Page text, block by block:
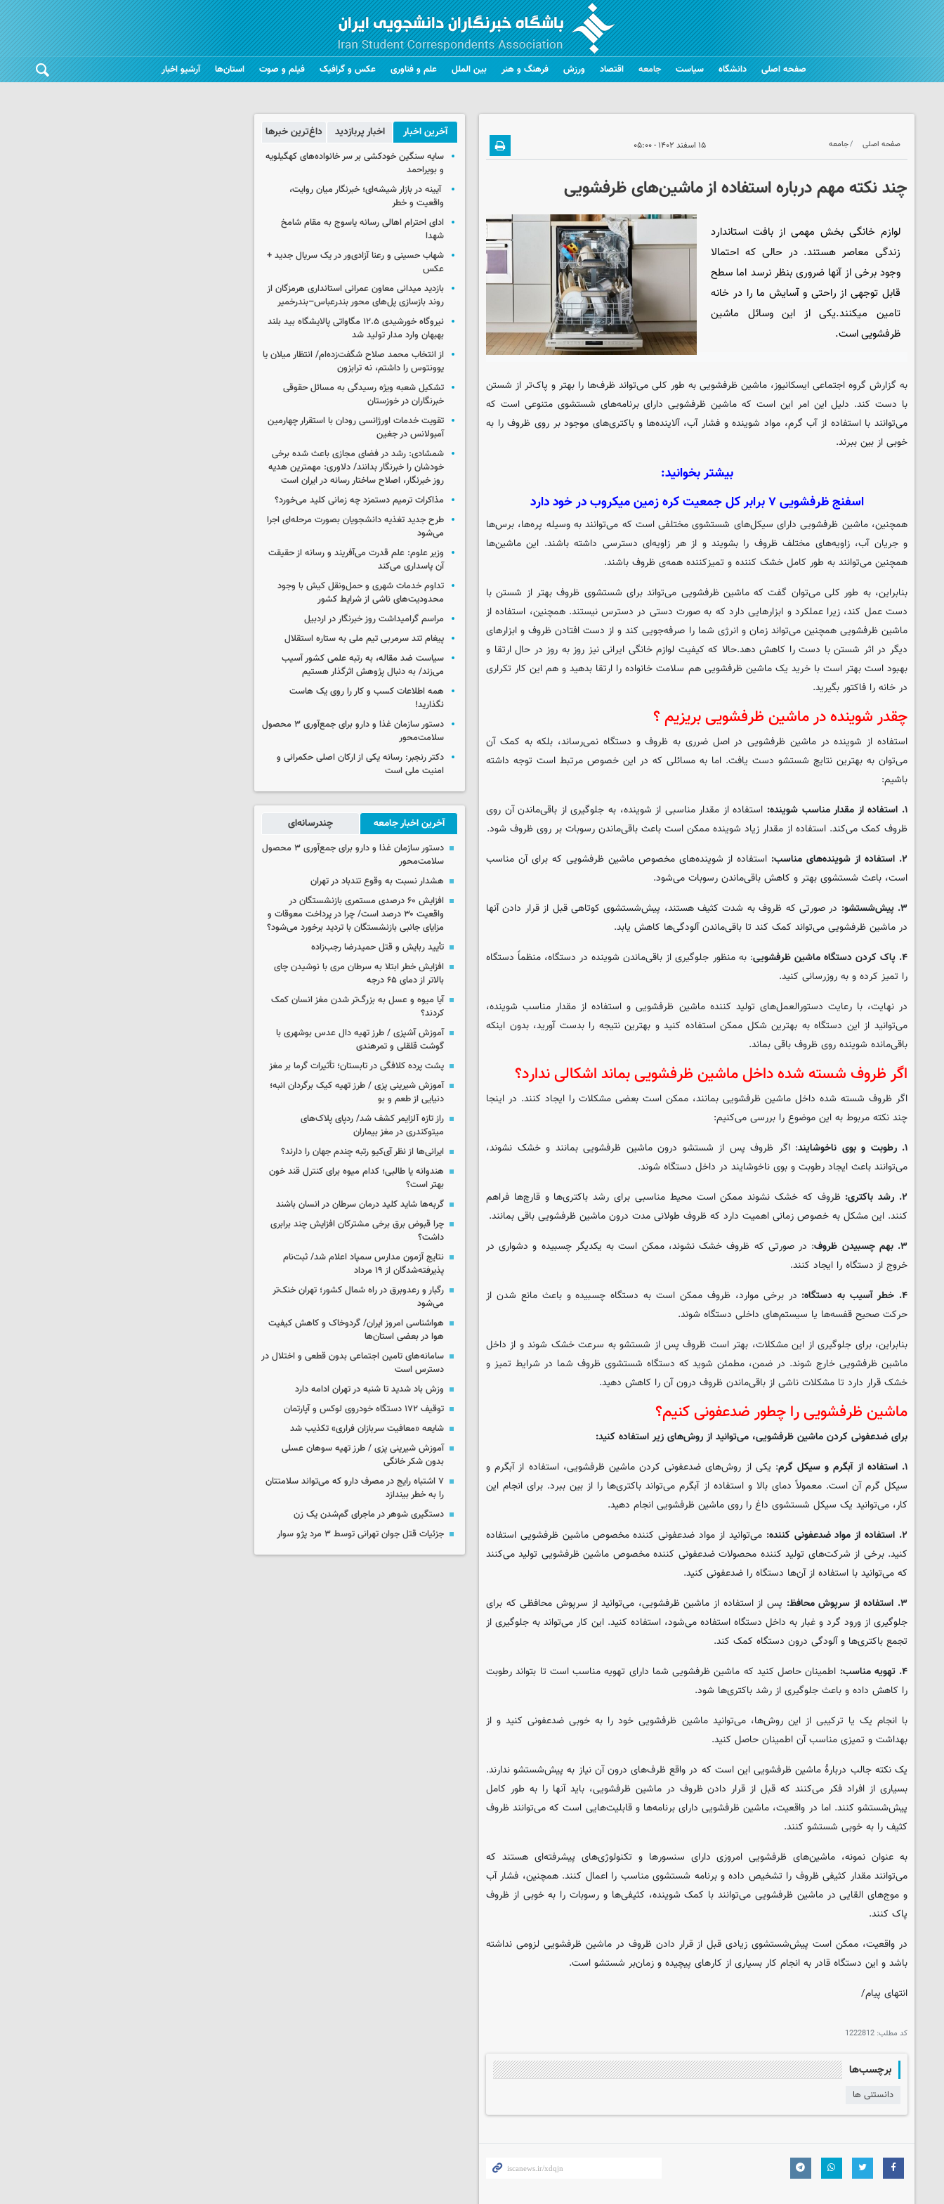
صفحه اصلی دانشگاه سیاست جامعه اقتصاد ورزش فرهنگ و هنر بین الملل علم و فناوری عکس و گرافیک فیلم و صوت استان‌ها آرشیو اخبار
صفحه اصلی جامعه ۱۵ اسفند ۱۴۰۲ - ۰۵:۰۰
چند نکته مهم درباره استفاده از ماشین‌های ظرفشویی
لوازم خانگی بخش مهمی از بافت استاندارد
زندگی معاصر هستند. در حالی که احتمالا
وجود برخی از آنها ضروری بنظر نرسد اما سطح
قابل توجهی از راحتی و آسایش ما را در خانه‌
تامین میکنند.یکی از این وسائل ماشین
ظرفشویی است.
به گزارش گروه اجتماعی ایسکانیوز، ماشین ظرفشویی به طور کلی می‌تواند ظرف‌ها را بهتر و پاک‌تر از شستن
با دست کند. دلیل این امر این است که ماشین ظرفشویی دارای برنامه‌های شستشوی متنوعی است که
می‌توانند با استفاده از آب گرم، مواد شوینده و فشار آب، آلاینده‌ها و باکتری‌های موجود بر روی ظروف را به
خوبی از بین ببرند.
بیشتر بخوانید:
اسفنج ظرفشویی ۷ برابر کل جمعیت کره زمین میکروب در خود دارد
همچنین، ماشین ظرفشویی دارای سیکل‌های شستشوی مختلفی است که می‌توانند به وسیله پره‌ها، برس‌ها
و جریان آب، زاویه‌های مختلف ظروف را بشویند و از هر زاویه‌ای دسترسی داشته باشند. این ماشین‌ها
همچنین می‌توانند به طور کامل خشک کننده و تمیزکننده همه‌ی ظروف باشند.
بنابراین، به طور کلی می‌توان گفت که ماشین ظرفشویی می‌تواند برای شستشوی ظروف بهتر از شستن با
دست عمل کند، زیرا عملکرد و ابزارهایی دارد که به صورت دستی در دسترس نیستند. همچنین، استفاده از
ماشین ظرفشویی همچنین می‌تواند زمان و انرژی شما را صرفه‌جویی کند و از دست افتادن ظروف و ابزارهای
دیگر در اثر شستن با دست را کاهش دهد.حالا که کیفیت لوازم خانگی ایرانی نیز روز به روز در حال ارتقا و
بهبود است بهتر است با خرید یک ماشین ظرفشویی هم سلامت خانواده را ارتقا بدهید و هم این کار تکراری
در خانه را فاکتور بگیرید.
چقدر شوینده در ماشین ظرفشویی بریزیم ؟
استفاده از شوینده در ماشین ظرفشویی در اصل ضرری به ظروف و دستگاه نمی‌رساند، بلکه به کمک آن
می‌توان به بهترین نتایج شستشو دست یافت. اما به مسائلی که در این خصوص مرتبط است توجه داشته
باشیم:
۱. استفاده از مقدار مناسب شوینده:
استفاده از مقدار مناسبی از شوینده، به جلوگیری از باقی‌ماندن آن روی
ظروف کمک می‌کند. استفاده از مقدار زیاد شوینده ممکن است باعث باقی‌ماندن رسوبات بر روی ظروف شود.
۲. استفاده از شوینده‌های مناسب:
استفاده از شوینده‌های مخصوص ماشین ظرفشویی که برای آن مناسب
است، باعث شستشوی بهتر و کاهش باقی‌ماندن رسوبات می‌شود.
۳. پیش‌شستشو:
در صورتی که ظروف به شدت کثیف هستند، پیش‌شستشوی کوتاهی قبل از قرار دادن آنها
در ماشین ظرفشویی می‌تواند کمک کند تا باقی‌ماندن آلودگی‌ها کاهش یابد.
۴. پاک کردن دستگاه ماشین ظرفشویی
: به منظور جلوگیری از باقی‌ماندن شوینده در دستگاه، منظماً دستگاه
را تمیز کرده و به روزرسانی کنید.
در نهایت، با رعایت دستورالعمل‌های تولید کننده ماشین ظرفشویی و استفاده از مقدار مناسب شوینده،
می‌توانید از این دستگاه به بهترین شکل ممکن استفاده کنید و بهترین نتیجه را بدست آورید، بدون اینکه
باقی‌مانده شوینده روی ظروف باقی بماند.
اگر ظروف شسته شده داخل ماشین ظرفشویی بماند اشکالی ندارد؟
اگر ظروف شسته شده داخل ماشین ظرفشویی بمانند، ممکن است بعضی مشکلات را ایجاد کنند. در اینجا
چند نکته مربوط به این موضوع را بررسی می‌کنیم:
۱. رطوبت و بوی ناخوشایند
: اگر ظروف پس از شستشو درون ماشین ظرفشویی بمانند و خشک نشوند،
می‌توانند باعث ایجاد رطوبت و بوی ناخوشایند در داخل دستگاه شوند.
۲. رشد باکتری:
ظروف که خشک نشوند ممکن است محیط مناسبی برای رشد باکتری‌ها و قارچ‌ها فراهم
کنند. این مشکل به خصوص زمانی اهمیت دارد که ظروف طولانی مدت درون ماشین ظرفشویی باقی بمانند.
۳. بهم چسبیدن ظروف
: در صورتی که ظروف خشک نشوند، ممکن است به یکدیگر چسبیده و دشواری در
خروج از دستگاه را ایجاد کنند.
۴. خطر آسیب به دستگاه:
در برخی موارد، ظروف ممکن است به دستگاه چسبیده و باعث مانع شدن از
حرکت صحیح قفسه‌ها یا سیستم‌های داخلی دستگاه شوند.
بنابراین، برای جلوگیری از این مشکلات، بهتر است ظروف پس از شستشو به سرعت خشک شوند و از داخل
ماشین ظرفشویی خارج شوند. در ضمن، مطمئن شوید که دستگاه شستشوی ظروف شما در شرایط تمیز و
خشک قرار دارد تا مشکلات ناشی از باقی‌ماندن ظروف درون آن را کاهش دهید.
ماشین ظرفشویی را چطور ضدعفونی کنیم؟
برای ضدعفونی کردن ماشین ظرفشویی، می‌توانید از روش‌های زیر استفاده کنید:
۱. استفاده از آبگرم و سیکل گرم
: یکی از روش‌های ضدعفونی کردن ماشین ظرفشویی، استفاده از آبگرم و
سیکل گرم آن است. معمولاً دمای بالا و استفاده از آبگرم می‌تواند باکتری‌ها را از بین ببرد. برای انجام این
کار، می‌توانید یک سیکل شستشوی داغ را روی ماشین ظرفشویی انجام دهید.
۲. استفاده از مواد ضدعفونی کننده:
می‌توانید از مواد ضدعفونی کننده مخصوص ماشین ظرفشویی استفاده
کنید. برخی از شرکت‌های تولید کننده محصولات ضدعفونی کننده مخصوص ماشین ظرفشویی تولید می‌کنند
که می‌توانید با استفاده از آن‌ها دستگاه را ضدعفونی کنید.
۳. استفاده از سرپوش محافظ:
پس از استفاده از ماشین ظرفشویی، می‌توانید از سرپوش محافظی که برای
جلوگیری از ورود گرد و غبار به داخل دستگاه استفاده می‌شود، استفاده کنید. این کار می‌تواند به جلوگیری از
تجمع باکتری‌ها و آلودگی درون دستگاه کمک کند.
۴. تهویه مناسب:
اطمینان حاصل کنید که ماشین ظرفشویی شما دارای تهویه مناسب است تا بتواند رطوبت
را کاهش داده و باعث جلوگیری از رشد باکتری‌ها شود.
با انجام یک یا ترکیبی از این روش‌ها، می‌توانید ماشین ظرفشویی خود را به خوبی ضدعفونی کنید و از
بهداشت و تمیزی مناسب آن اطمینان حاصل کنید.
یک نکته جالب دربارهٔ ماشین ظرفشویی این است که در واقع ظرف‌های درون آن نیاز به پیش‌شستشو ندارند.
بسیاری از افراد فکر می‌کنند که قبل از قرار دادن ظروف در ماشین ظرفشویی، باید آنها را به طور کامل
پیش‌شستشو کنند. اما در واقعیت، ماشین ظرفشویی دارای برنامه‌ها و قابلیت‌هایی است که می‌توانند ظروف
کثیف را به خوبی شستشو کنند.
به عنوان نمونه، ماشین‌های ظرفشویی امروزی دارای سنسورها و تکنولوژی‌های پیشرفته‌ای هستند که
می‌توانند مقدار کثیفی ظروف را تشخیص داده و برنامه شستشوی مناسب را اعمال کنند. همچنین، فشار آب
و موج‌های القایی در ماشین ظرفشویی می‌توانند با کمک شوینده، کثیفی‌ها و رسوبات را به خوبی از ظروف
پاک کنند.
در واقعیت، ممکن است پیش‌شستشوی زیادی قبل از قرار دادن ظروف در ماشین ظرفشویی لزومی نداشته
باشد و این دستگاه قادر به انجام کار بسیاری از کارهای پیچیده و زمان‌بر شستشو است.
انتهای پیام/
کد مطلب: 1222812
برچسب‌ها
دانستنی ها
آخرین اخبار اخبار پربازدید داغ‌ترین خبرها
سایه سنگین خودکشی بر سر خانواده‌های کهگیلویه
و بویراحمد
آیینه در بازار شیشه‌ای؛ خبرنگار میان روایت،
واقعیت و خطر
ادای احترام اهالی رسانه یاسوج به مقام شامخ
شهدا
شهاب حسینی و رعنا آزادی‌ور در یک سریال جدید +
عکس
بازدید میدانی معاون عمرانی استانداری هرمزگان از
روند بازسازی پل‌های محور بندرعباس–بندرخمیر
نیروگاه خورشیدی ۱۲.۵ مگاواتی پالایشگاه بید بلند
بهبهان وارد مدار تولید شد
از انتخاب محمد صلاح شگفت‌زده‌ام/ انتظار میلان یا
یوونتوس را داشتم، نه ترابزون
تشکیل شعبه ویژه رسیدگی به مسائل حقوقی
خبرنگاران در خوزستان
تقویت خدمات اورژانسی رودان با استقرار چهارمین
آمبولانس در جغین
شمشادی: رشد در فضای مجازی باعث شده برخی
خودشان را خبرنگار بدانند/ دلاوری: مهمترین هدیه‌
روز خبرنگار، اصلاح ساختار رسانه در ایران است
مذاکرات ترمیم دستمزد چه زمانی کلید می‌خورد؟
طرح جدید تغذیه دانشجویان بصورت مرحله‌ای اجرا
می‌شود
وزیر علوم: علم قدرت می‌آفریند و رسانه از حقیقت
آن پاسداری می‌کند
تداوم خدمات شهری و حمل‌ونقل کیش با وجود
محدودیت‌های ناشی از شرایط کشور
مراسم گرامیداشت روز خبرنگار در اردبیل
پیغام تند سرمربی تیم ملی به ستاره استقلال
سیاست ضد مقاله، به رتبه علمی کشور آسیب
می‌زند/ به دنبال پژوهش اثرگذار هستیم
همه اطلاعات کسب‌ و کار را روی یک هاست
نگذارید!
دستور سازمان غذا و دارو برای جمع‌آوری ۳ محصول
سلامت‌محور
دکتر رنجبر: رسانه یکی از ارکان اصلی حکمرانی و
امنیت ملی است
آخرین اخبار جامعه چندرسانه‌ای
دستور سازمان غذا و دارو برای جمع‌آوری ۳ محصول
سلامت‌محور
هشدار نسبت به وقوع تندباد در تهران
افزایش ۶۰ درصدی مستمری‌ بازنشستگان در
واقعیت ۳۰ درصد است/ چرا در پرداخت معوقات و
مزایای جانبی بازنشستگان با تردید برخورد می‌شود؟
تأیید ربایش و قتل حمیدرضا رجب‌زاده
افزایش خطر ابتلا به سرطان مری با نوشیدن چای
بالاتر از دمای ۶۵ درجه
آیا میوه و عسل به بزرگ‌تر شدن مغز انسان کمک
کردند؟
آموزش آشپزی / طرز تهیه دال عدس بوشهری با
گوشت قلقلی و تمرهندی
پشت پرده کلافگی در تابستان؛ تأثیرات گرما بر مغز
آموزش شیرینی پزی / طرز تهیه کیک برگردان انبه؛
دنیایی از طعم و بو
راز تازه آلزایمر کشف شد/ ردپای پلاک‌های
میتوکندری در مغز بیماران
ایرانی‌ها از نظر آی‌کیو رتبه چندم جهان را دارند؟
هندوانه یا طالبی؛ کدام‌ میوه برای کنترل قند خون
بهتر است؟
گربه‌ها شاید کلید درمان سرطان در انسان باشند
چرا قبوض برق برخی مشترکان افزایش چند برابری
داشت؟
نتایج آزمون مدارس سمپاد اعلام شد/ ثبت‌نام
پذیرفته‌شدگان از ۱۹ مرداد
رگبار و رعدوبرق در راه شمال کشور؛ تهران خنک‌تر
می‌شود
هواشناسی امروز ایران/ گردوخاک و کاهش کیفیت
هوا در بعضی استان‌ها
سامانه‌های تامین اجتماعی بدون قطعی و اختلال در
دسترس است
وزش باد شدید تا شنبه در تهران ادامه دارد
توقیف ۱۷۲ دستگاه خودروی لوکس و آپارتمان
شایعه «معافیت سربازان فراری» تکذیب شد
آموزش شیرینی پزی / طرز تهیه سوهان عسلی
بدون شکر خانگی
۷ اشتباه رایج در مصرف دارو که می‌تواند سلامتتان
را به خطر بیندازد
دستگیری شوهر در ماجرای گم‌شدن یک زن
جزئیات قتل جوان تهرانی توسط ۳ مرد پژو سوار